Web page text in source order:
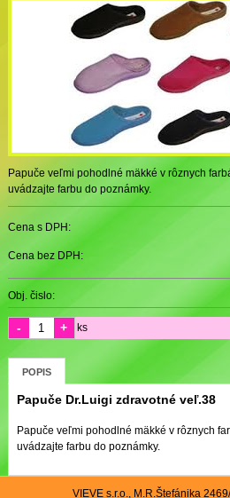
Papuče veľmi pohodlné mäkké v rôznych
uvádzajte farbu do poznámky.
Cena s DPH:
Cena bez DPH:
Obj. čislo:
- + ks
POPIS
Papuče Dr.Luigi zdravotné veľ.38
Papuče veľmi pohodlné mäkké v rôznych
uvádzajte farbu do poznámky.
VIEVE s.r.o., M.R.Štefánika